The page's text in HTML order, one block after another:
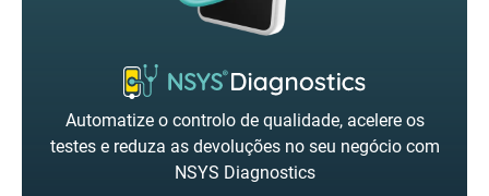
Automatize o controlo de qualidade, acelere os
testes e reduza as devoluções no seu negócio com
NSYS Diagnostics